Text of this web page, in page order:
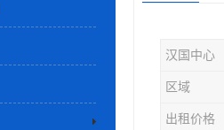
汉国中心
区域
出租价格